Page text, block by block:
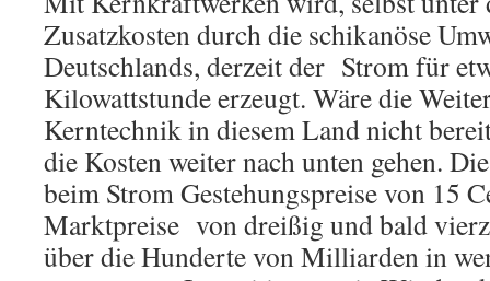
Zusatzkosten durch die schikanöse
Deutschlands, derzeit der Strom für
Kilowattstunde erzeugt. Wäre die
Kerntechnik in diesem Land nicht
die Kosten weiter nach unten gehen.
beim Strom Gestehungspreise von 15
Marktpreise von dreißig und bald
über die Hunderte von Milliarden in